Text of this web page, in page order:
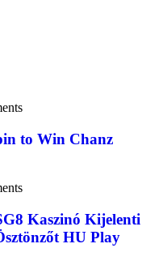
to Win Chanz
Kaszinó Kijelenti
HU Play